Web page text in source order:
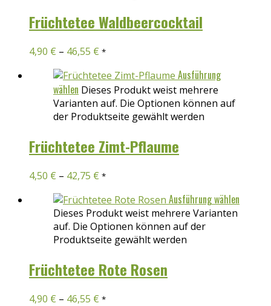
Früchtetee Waldbeercocktail
4,90 € – 46,55 € *
Ausführung
wählen Dieses Produkt weist mehrere
Varianten auf. Die Optionen können auf
der Produktseite gewählt werden
Früchtetee Zimt-Pflaume
4,50 € – 42,75 € *
Ausführung wählen
Dieses Produkt weist mehrere Varianten
auf. Die Optionen können auf der
Produktseite gewählt werden
Früchtetee Rote Rosen
4,90 € – 46,55 € *